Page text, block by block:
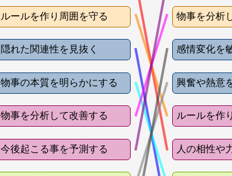
ルールを作り周囲を守る
物事を分析
隠れた関連性を見抜く
感情変化を
物事の本質を明らかにする
興奮や熱意
物事を分析して改善する
ルールを作
今後起こる事を予測する
人の相性や